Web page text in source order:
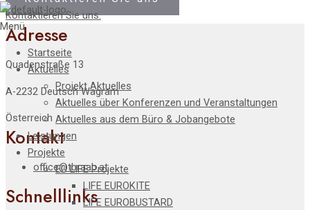
Menü
Startseite
Aktuelles
Projekt Aktuelles
Aktuelles über Konferenzen und Veranstaltungen
Aktuelles aus dem Büro & Jobangebote
Leistungen
Projekte
EU LIFE Projekte
LIFE EUROKITE
LIFE EUROBUSTARD
Kontaktieren Sie uns.
Adresse
Quadenstraße 13
A-2232 Deutsch Wagram
Österreich
Kontakt
office@tbraab.at
Schnelllinks